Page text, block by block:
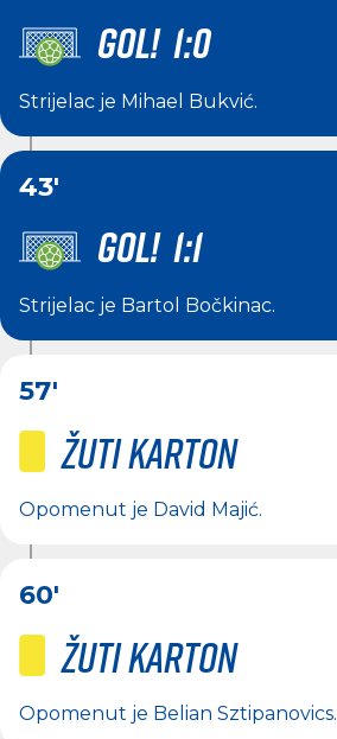
GOL! 1:0
Strijelac je Mihael Bukvić.
43'
GOL! 1:1
Strijelac je Bartol Bočkinac.
57'
Žuti karton
Opomenut je David Majić.
60'
Žuti karton
Opomenut je Belian Sztipanovics.